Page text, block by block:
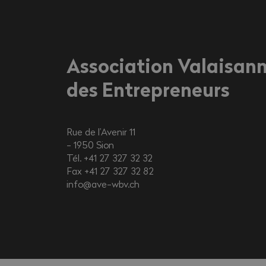
Association
des Entrepreneurs
Rue de l’Avenir 11
1950 Sion
Tél. +41 27 327 32 32
Fax +41 27 327 32 82
info@ave-wbv.ch